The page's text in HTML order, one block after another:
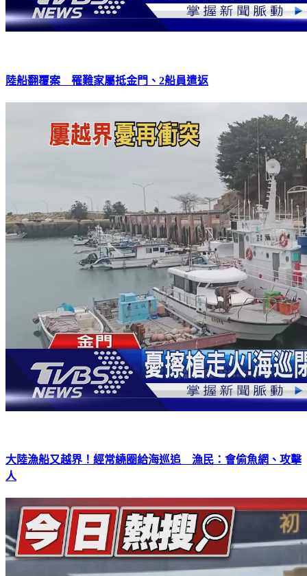
陸船翻覆案 罹難家屬抵金門、2船員遣返
大陸漁船又越界！經常繞圈給海巡追 漁民：會偷魚網、攻擊
人